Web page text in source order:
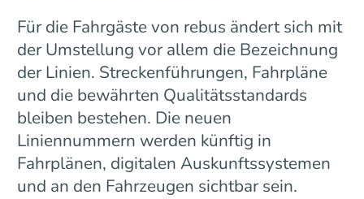
Für die Fahrgäste von rebus ändert sich mit
der Umstellung vor allem die Bezeichnung
der Linien. Streckenführungen, Fahrpläne
und die bewährten Qualitätsstandards
bleiben bestehen. Die neuen
Liniennummern werden künftig in
Fahrplänen, digitalen Auskunftssystemen
und an den Fahrzeugen sichtbar sein.